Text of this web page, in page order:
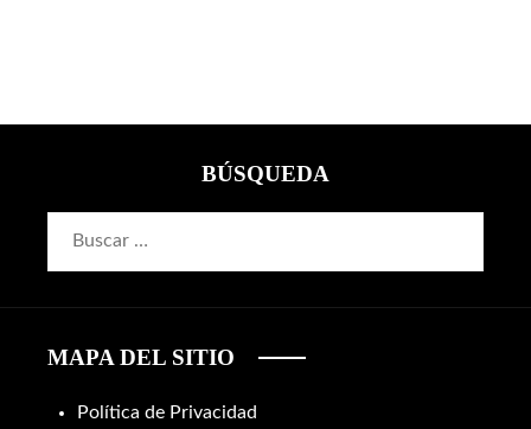
BÚSQUEDA
MAPA DEL SITIO
Política de Privacidad